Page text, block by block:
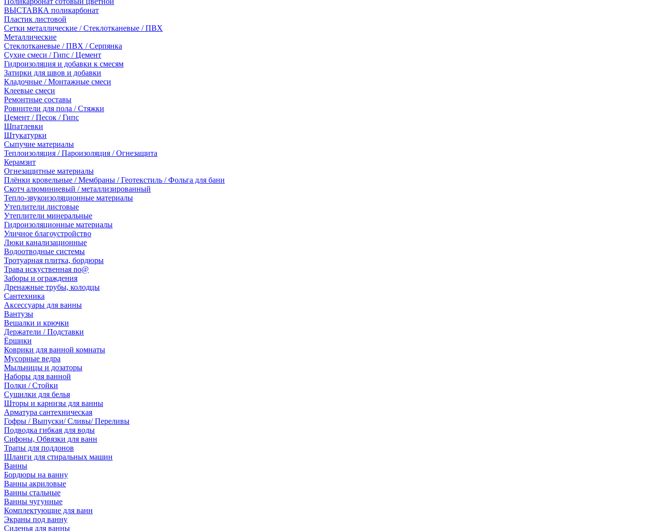
ВЫСТАВКА поликарбонат
Пластик листовой
Сетки металлические / Стеклотканевые / ПВХ
Металлические
Стеклотканевые / ПВХ / Серпянка
Сухие смеси / Гипс / Цемент
Гидроизоляция и добавки к смесям
Затирки для швов и добавки
Кладочные / Монтажные смеси
Клеевые смеси
Ремонтные составы
Ровнители для пола / Стяжки
Цемент / Песок / Гипс
Шпатлевки
Штукатурки
Сыпучие материалы
Теплоизоляция / Пароизоляция / Огнезащита
Керамзит
Огнезащитные материалы
Плёнки кровельные / Мембраны / Геотекстиль / Фольга для бани
Скотч алюминиевый / металлизированный
Тепло-звукоизоляционные материалы
Утеплители листовые
Утеплители минеральные
Гидроизоляционные материалы
Уличное благоустройство
Люки канализационные
Водоотводные системы
Тротуарная плитка, бордюры
Трава искуственная no@
Заборы и ограждения
Дренажные трубы, колодцы
Сантехника
Аксессуары для ванны
Вантузы
Вешалки и крючки
Держатели / Подставки
Ёршики
Коврики для ванной комнаты
Мусорные ведра
Мыльницы и дозаторы
Наборы для ванной
Полки / Стойки
Сушилки для белья
Шторы и карнизы для ванны
Арматура сантехническая
Гофры / Выпуски/ Сливы/ Переливы
Подводка гибкая для воды
Сифоны, Обвязки для ванн
Трапы для поддонов
Шланги для стиральных машин
Ванны
Бордюры на ванну
Ванны акриловые
Ванны стальные
Ванны чугунные
Комплектующие для ванн
Экраны под ванну
Сиденья для ванны